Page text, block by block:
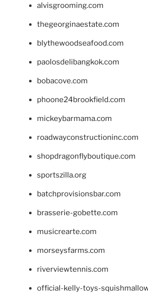
alvisgrooming.com
thegeorginaestate.com
blythewoodseafood.com
paolosdelibangkok.com
bobacove.com
phoone24brookfield.com
mickeybarmama.com
roadwayconstructioninc.com
shopdragonflyboutique.com
sportszilla.org
batchprovisionsbar.com
brasserie-gobette.com
musicrearte.com
morseysfarms.com
riverviewtennis.com
official-kelly-toys-